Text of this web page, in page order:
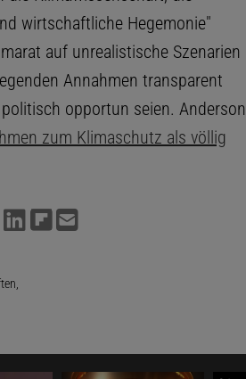
wirtschaftliche Hegemonie"
auf unrealistische Szenarien
Annahmen transparent
opportun seien. Anderson
zum Klimaschutz als völlig